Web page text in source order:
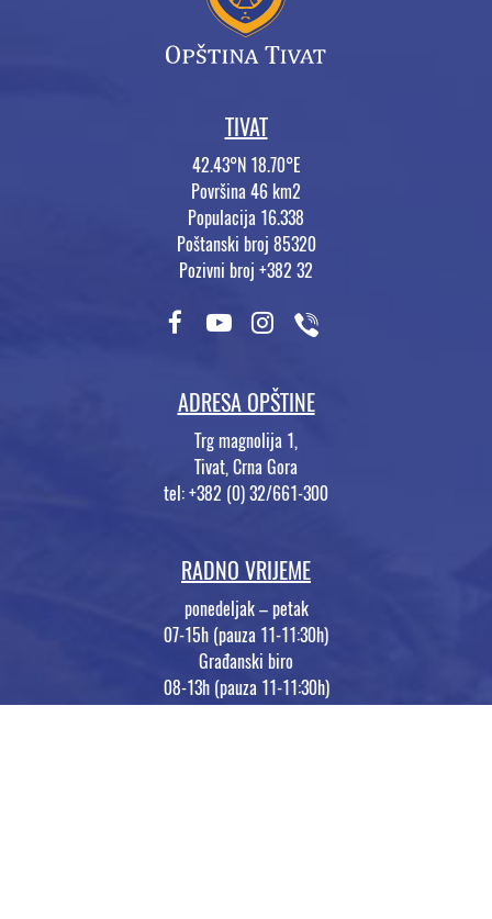
TIVAT
42.43°N 18.70°E
Površina 46 km2
Populacija 16.338
Poštanski broj 85320
Pozivni broj +382 32
ADRESA OPŠTINE
Trg magnolija 1,
Tivat, Crna Gora
tel: +382 (0) 32/661-300
RADNO VRIJEME
ponedeljak – petak
07-15h (pauza 11-11:30h)
Građanski biro
08-13h (pauza 11-11:30h)